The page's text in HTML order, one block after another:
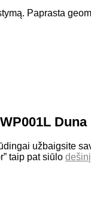
Paprasta
Duna
užbaigsite
taip pat siūlo